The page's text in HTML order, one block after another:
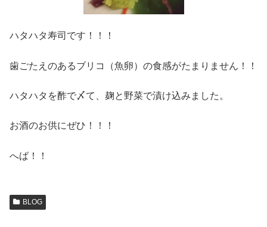
ハタハタ寿司です！！！
歯ごたえのあるブリコ（魚卵）の食感がたまりません！！
ハタハタを酢で〆て、麹と野菜で漬け込みました。
お酒のお供にぜひ！！！
へば！！
BLOG